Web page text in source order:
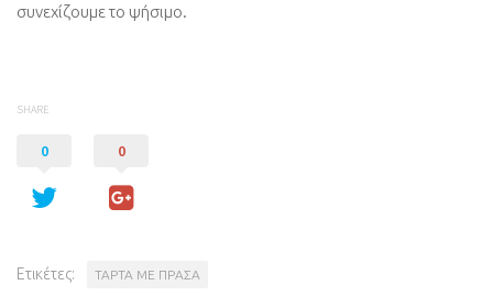
συνεχίζουμε το ψήσιμο.
SHARE
0 0
Ετικέτες: ΤΑΡΤΑ ΜΕ ΠΡΑΣΑ